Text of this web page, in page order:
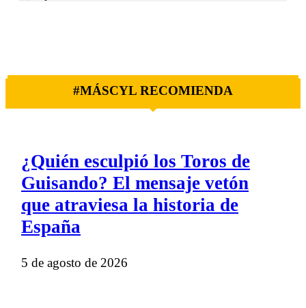
#MÁSCYL RECOMIENDA
¿Quién esculpió los Toros de
Guisando? El mensaje vetón
que atraviesa la historia de
España
5 de agosto de 2026